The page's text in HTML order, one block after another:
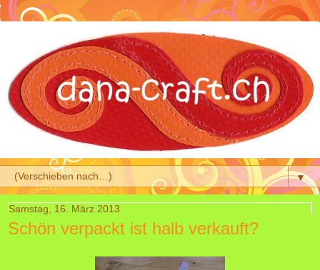
▼
Samstag, 16. März 2013
Schön verpackt ist halb verkauft?